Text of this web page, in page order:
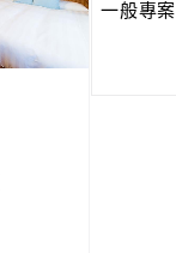
一般專案